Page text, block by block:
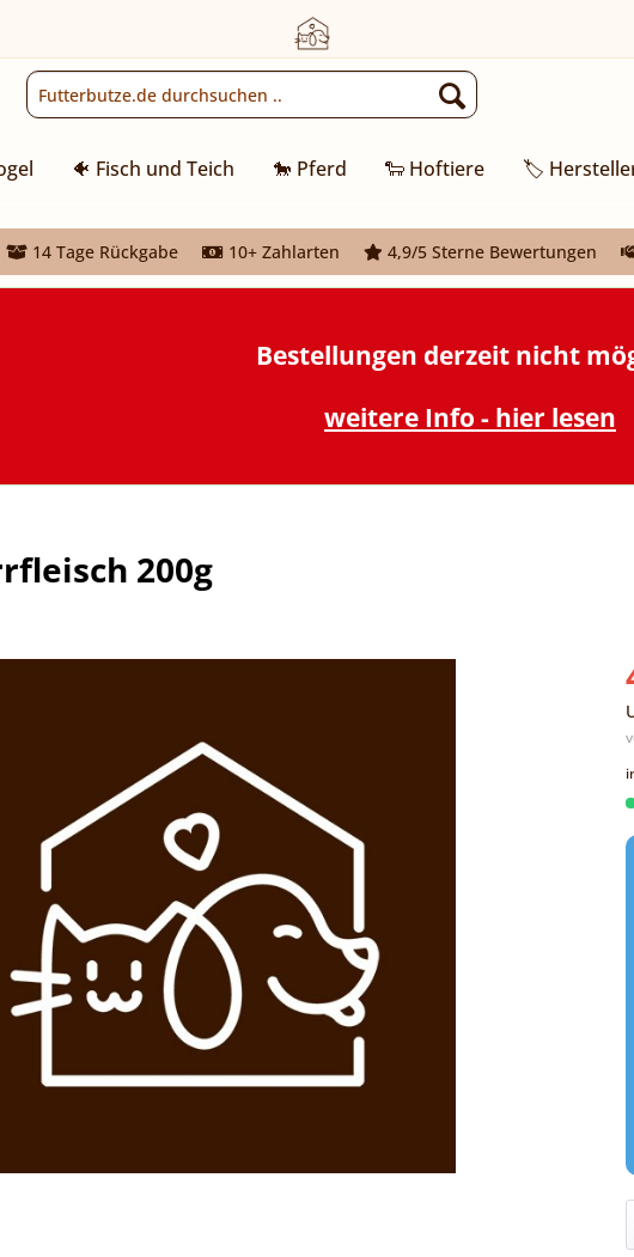
🐠 Fisch und Teich 🐎 Pferd 🐑 Hoftiere 🏷️
14 Tage Rückgabe 10+ Zahlarten 4,9/5 Sterne Bewertungen
Bestellungen derzeit nicht
weitere Info - hier lesen
200g